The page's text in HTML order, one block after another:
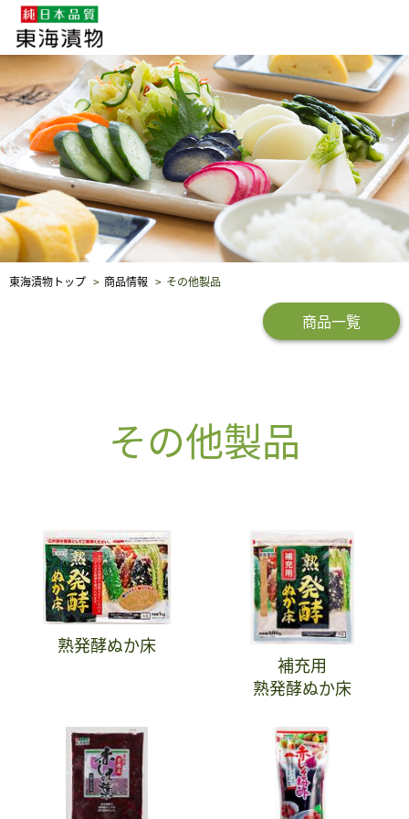
企業・採用情報 社会貢献 品質保証
東海漬物トップ 商品情報 その他製品
商品一覧
その他製品
熟発酵ぬか床
補充用
熟発酵ぬか床